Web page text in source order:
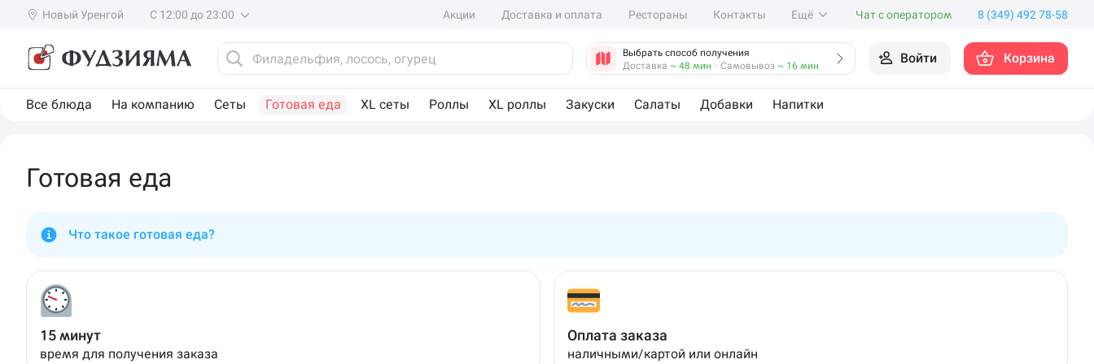
Новый Уренгой С 12:00 до 23:00 Акции Доставка и оплата Рестораны Контакты Ещё Чат с оператором 8 (349) 492 78-58
Выбрать способ получения
Доставка ~ 48 мин · Самовывоз ~ 16 мин Войти Корзина
Все блюда На компанию Сеты Готовая еда XL сеты Роллы XL роллы Закуски Салаты Добавки Напитки
Готовая еда
Что такое готовая еда?
15 минут
время для получения заказа
Оплата заказа
наличными/картой или онлайн